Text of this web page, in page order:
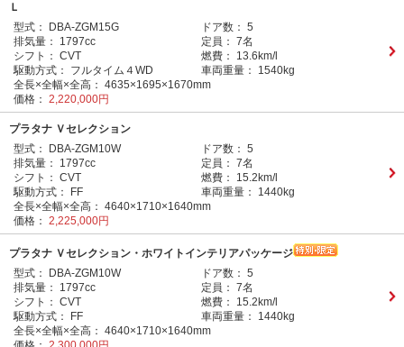
Ｌ
型式：
DBA-ZGM15G ドア数： 5
排気量：
1797cc 定員： 7名
シフト： CVT 燃費：
13.6km/l
駆動方式：
フルタイム４WD 車両重量：
1540kg
全長×全幅×全高： 4635×1695×1670mm
価格： 2,220,000円
プラタナ Ｖセレクション
型式：
DBA-ZGM10W ドア数： 5
排気量：
1797cc 定員： 7名
シフト： CVT 燃費：
15.2km/l
駆動方式：
FF 車両重量：
1440kg
全長×全幅×全高： 4640×1710×1640mm
価格： 2,225,000円
プラタナ Ｖセレクション・ホワイトインテリアパッケージ
型式：
DBA-ZGM10W ドア数： 5
排気量：
1797cc 定員： 7名
シフト： CVT 燃費：
15.2km/l
駆動方式：
FF 車両重量：
1440kg
全長×全幅×全高： 4640×1710×1640mm